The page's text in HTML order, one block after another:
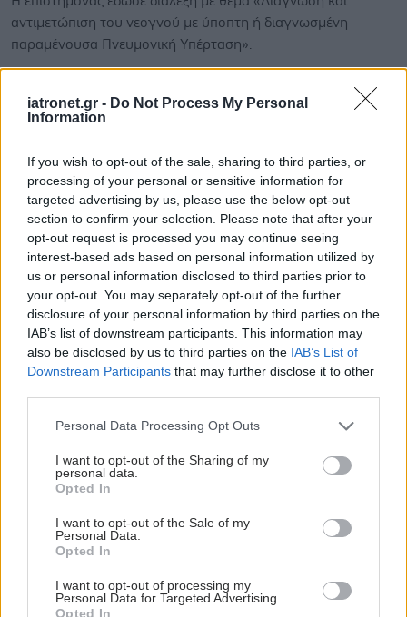
iatronet.gr - Do Not Process My Personal
Information
If you wish to opt-out of the sale, sharing to third parties, or
processing of your personal or sensitive information for
targeted advertising by us, please use the below opt-out
section to confirm your selection. Please note that after your
opt-out request is processed you may continue seeing
interest-based ads based on personal information utilized by
us or personal information disclosed to third parties prior to
your opt-out. You may separately opt-out of the further
disclosure of your personal information by third parties on the
IAB’s list of downstream participants. This information may
also be disclosed by us to third parties on the IAB’s List of
Downstream Participants that may further disclose it to other
Please note that this website/app uses one or more Google
not limited to your visit or usage behaviour. You may click to
grant or deny consent to Google and its third-party tags to
use your data for below specified purposes in below Google
consent section.
Personal Data Processing Opt Outs
I want to opt-out of the Sharing of my
personal data.
Opted In
I want to opt-out of the Sale of my
Personal Data.
Opted In
I want to opt-out of processing my
Personal Data for Targeted Advertising.
Opted In
αντιμετώπιση του νεογνού με ύποπτη ή διαγνωσμένη
παραμένουσα Πνευμονική Υπέρταση».
Τρίτη, 11 Οκτωβρίου 2016, 19:14
Ιατρικό Κέντρο Αθηνών: Η πρώτη Μονάδα
προβλήματα δύσπνοιας, προσφέροντας ένα ολοκληρωμένο
πρόγραμμα διαγνωστικών εξετάσεων.